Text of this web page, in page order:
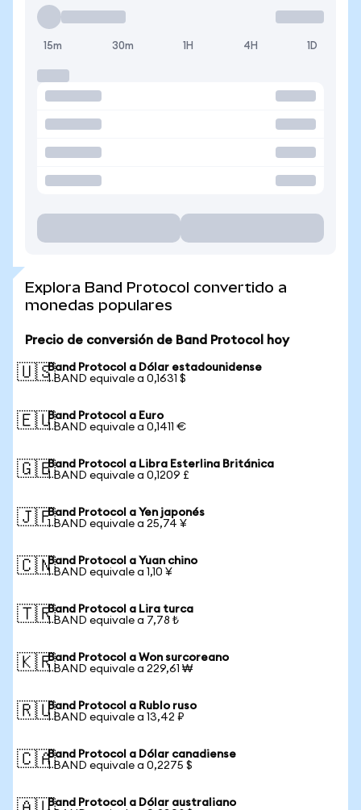
15m 30m 1H 4H 1D
Explora Band Protocol convertido a
monedas populares
Precio de conversión de Band Protocol hoy
🇺🇸Band Protocol a Dólar estadounidense
1 BAND equivale a 0,1631 $
🇪🇺Band Protocol a Euro
1 BAND equivale a 0,1411 €
🇬🇧Band Protocol a Libra Esterlina Británica
1 BAND equivale a 0,1209 £
🇯🇵Band Protocol a Yen japonés
1 BAND equivale a 25,74 ¥
🇨🇳Band Protocol a Yuan chino
1 BAND equivale a 1,10 ¥
🇹🇷Band Protocol a Lira turca
1 BAND equivale a 7,78 ₺
🇰🇷Band Protocol a Won surcoreano
1 BAND equivale a 229,61 ₩
🇷🇺Band Protocol a Rublo ruso
1 BAND equivale a 13,42 ₽
🇨🇦Band Protocol a Dólar canadiense
1 BAND equivale a 0,2275 $
Band Protocol a Dólar australiano